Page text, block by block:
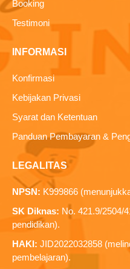
Booking
Testimoni
INFORMASI
Konfirmasi
Kebijakan Privasi
Syarat dan Ketentuan
Panduan Pembayaran &
LEGALITAS
NPSN: K999866
SK Diknas: No. 421.9/2504/
pendidikan).
HAKI: JID2022032858
pembelajaran).